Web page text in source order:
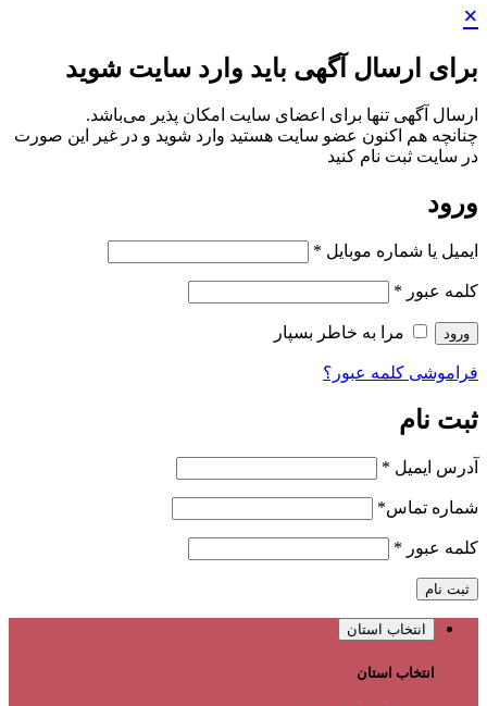
×
برای ارسال آگهی باید وارد سایت شوید
ارسال آگهی تنها برای اعضای سایت امکان پذیر می‌باشد.
چنانچه هم‌ اکنون عضو سایت هستید وارد شوید و در غیر این صورت
در سایت ثبت نام کنید
ورود
ایمیل یا شماره موبایل *
کلمه عبور *
ورود مرا به خاطر بسپار
فراموشی کلمه عبور؟
ثبت نام
آدرس ایمیل *
شماره تماس*
کلمه عبور *
ثبت نام
انتخاب استان
انتخاب استان